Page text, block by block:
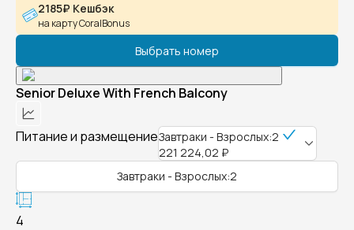
2185₽ Кешбэк
на карту CoralBonus
Выбрать номер
Senior Deluxe With French Balcony
Питание и размещениеЗавтраки - Взрослых:2
221 224,02 ₽
Завтраки - Взрослых:2
4